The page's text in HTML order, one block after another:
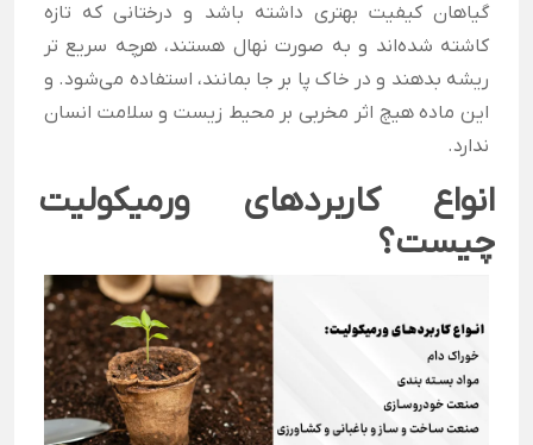
گیاهان کیفیت بهتری داشته باشد و درختانی که تازه
کاشته شده‌اند و به صورت نهال هستند، هرچه سریع تر
ریشه بدهند و در خاک پا بر جا بمانند، استفاده می‌شود. و
این ماده هیچ اثر مخربی بر محیط زیست و سلامت انسان
ندارد.
انواع کاربردهای ورمیکولیت
چیست؟